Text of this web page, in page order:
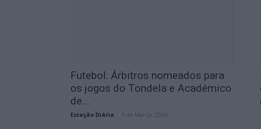
Futebol: Árbitros nomeados para
os jogos do Tondela e Académico
de...
Estação Diária 5 de Março, 2026